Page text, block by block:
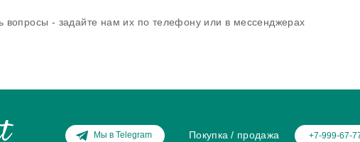
вопросы - задайте нам их по телефону или в мессенджерах
Мы в Telegram Покупка / продажа +7-999-67-